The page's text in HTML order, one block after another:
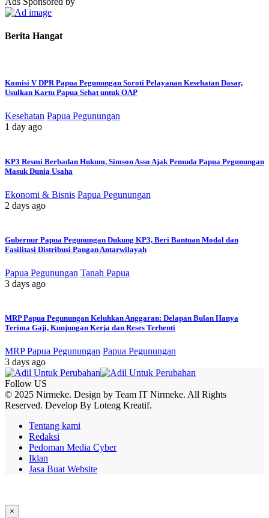
Berita Hangat
Komisi V DPR Papua Pegunungan Soroti Pelayanan Kesehatan Dasar,
Usulkan Kartu Papua Sehat untuk OAP
Kesehatan Papua Pegunungan
1 day ago
KP3 Resmi Berbadan Hukum, Simson Asso Ajak Pemuda Papua Pegunungan
Masuk Dunia Usaha
Ekonomi & Bisnis Papua Pegunungan
2 days ago
Gubernur Papua Pegunungan Dukung KP3, Beri Bantuan Modal dan
Fasilitasi Distribusi Pangan Antarwilayah
Papua Pegunungan Tanah Papua
3 days ago
MRP Papua Pegunungan Keluhkan Anggaran: Delapan Bulan Hanya
Terima Gaji, Kunjungan Kerja dan Reses Terhenti
MRP Papua Pegunungan Papua Pegunungan
3 days ago
Follow US
© 2025 Nirmeke. Design by Team IT Nirmeke. All Rights
Reserved. Develop By Loteng Kreatif.
Tentang kami
Redaksi
Pedoman Media Cyber
Iklan
Jasa Buat Website
×